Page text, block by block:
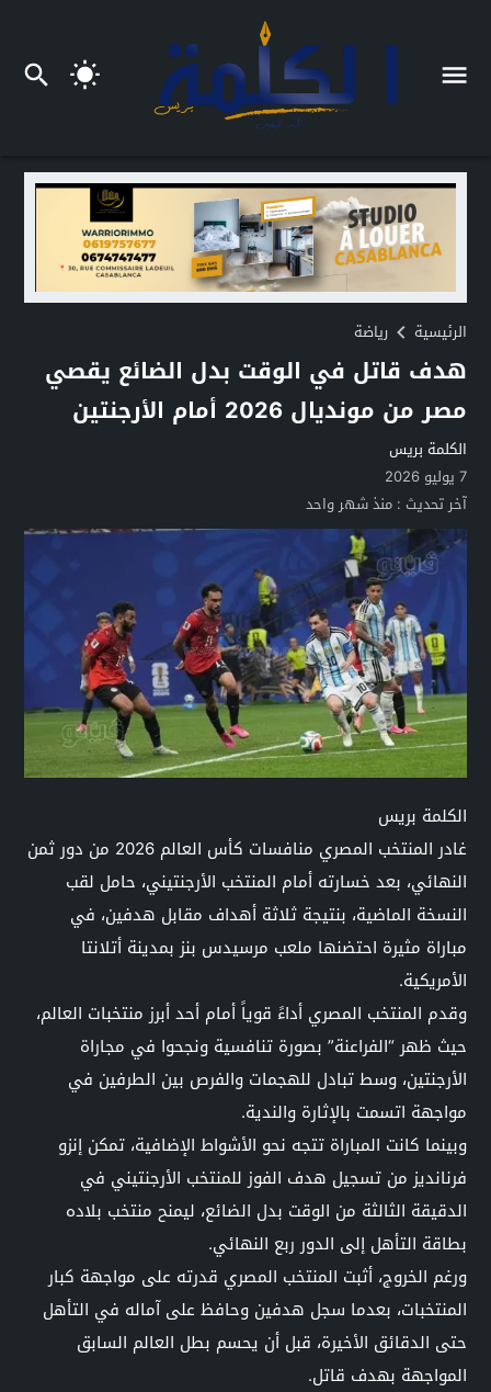
الرئيسية رياضة
هدف قاتل في الوقت بدل الضائع يقصي
مصر من مونديال 2026 أمام الأرجنتين
الكلمة بريس
7 يوليو 2026
آخر تحديث :منذ شهر واحد
الكلمة بريس
غادر المنتخب المصري منافسات كأس العالم 2026 من دور ثمن
النهائي، بعد خسارته أمام المنتخب الأرجنتيني، حامل لقب
النسخة الماضية، بنتيجة ثلاثة أهداف مقابل هدفين، في
مباراة مثيرة احتضنها ملعب مرسيدس بنز بمدينة أتلانتا
الأمريكية.
وقدم المنتخب المصري أداءً قوياً أمام أحد أبرز منتخبات العالم،
حيث ظهر “الفراعنة” بصورة تنافسية ونجحوا في مجاراة
الأرجنتين، وسط تبادل للهجمات والفرص بين الطرفين في
مواجهة اتسمت بالإثارة والندية.
وبينما كانت المباراة تتجه نحو الأشواط الإضافية، تمكن إنزو
فرنانديز من تسجيل هدف الفوز للمنتخب الأرجنتيني في
الدقيقة الثالثة من الوقت بدل الضائع، ليمنح منتخب بلاده
بطاقة التأهل إلى الدور ربع النهائي.
ورغم الخروج، أثبت المنتخب المصري قدرته على مواجهة كبار
المنتخبات، بعدما سجل هدفين وحافظ على آماله في التأهل
حتى الدقائق الأخيرة، قبل أن يحسم بطل العالم السابق
المواجهة بهدف قاتل.